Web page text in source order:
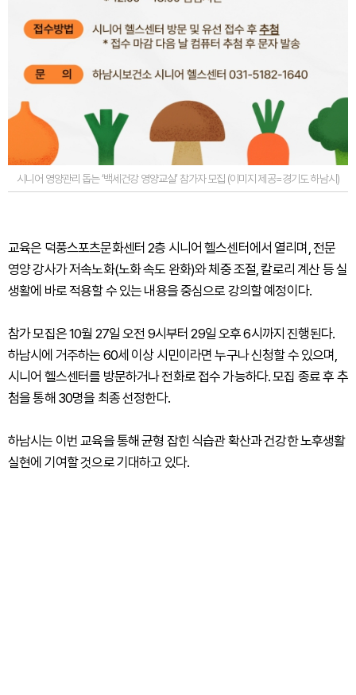
시니어 영양관리 돕는 ‘백세건강 영양교실’ 참가자 모집 (이미지 제공=경기도 하남시)
교육은 덕풍스포츠문화센터 2층 시니어 헬스센터에서 열리며, 전문
영양 강사가 저속노화(노화 속도 완화)와 체중 조절, 칼로리 계산 등 실
생활에 바로 적용할 수 있는 내용을 중심으로 강의할 예정이다.
참가 모집은 10월 27일 오전 9시부터 29일 오후 6시까지 진행된다.
하남시에 거주하는 60세 이상 시민이라면 누구나 신청할 수 있으며,
시니어 헬스센터를 방문하거나 전화로 접수 가능하다. 모집 종료 후 추
첨을 통해 30명을 최종 선정한다.
하남시는 이번 교육을 통해 균형 잡힌 식습관 확산과 건강한 노후생활
실현에 기여할 것으로 기대하고 있다.